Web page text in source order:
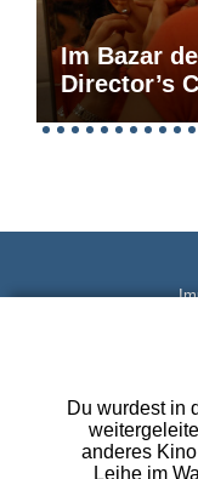
Du wurdest in
anderes
Leihe im
Im Bazar
Director’s